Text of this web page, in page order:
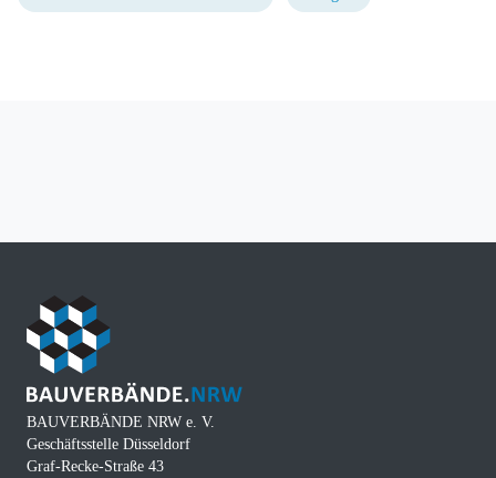
BAUVERBÄNDE NRW e. V.
Geschäftsstelle Düsseldorf
Graf-Recke-Straße 43